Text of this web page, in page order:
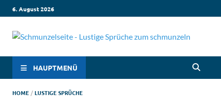
6. August 2026
–
die
HAUPTMENÜ
HOME /LUSTIGE SPRÜCHE